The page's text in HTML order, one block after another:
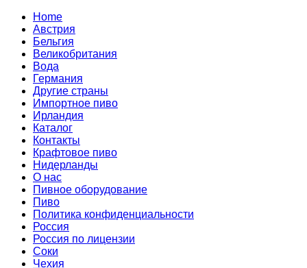
Home
Австрия
Бельгия
Великобритания
Вода
Германия
Другие страны
Импортное пиво
Ирландия
Каталог
Контакты
Крафтовое пиво
Нидерланды
О нас
Пивное оборудование
Пиво
Политика конфиденциальности
Россия
Россия по лицензии
Соки
Чехия